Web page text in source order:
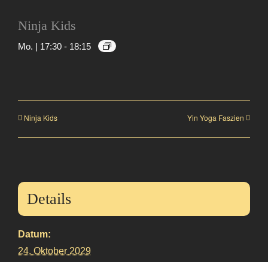
Ninja Kids
Mo. | 17:30 - 18:15
Ninja Kids Yin Yoga Faszien
Details
Datum:
24. Oktober 2029